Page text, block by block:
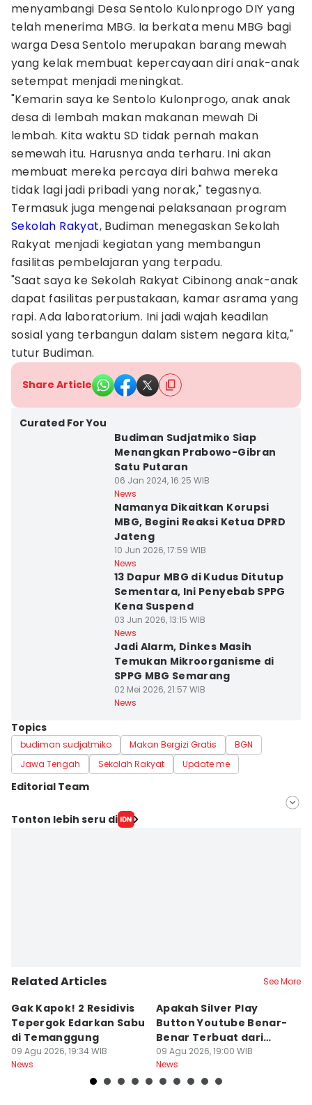
menyambangi Desa Sentolo Kulonprogo DIY yang
telah menerima MBG. Ia berkata menu MBG bagi
warga Desa Sentolo merupakan barang mewah
yang kelak membuat kepercayaan diri anak-anak
setempat menjadi meningkat.
"Kemarin saya ke Sentolo Kulonprogo, anak anak
desa di lembah makan makanan mewah Di
lembah. Kita waktu SD tidak pernah makan
semewah itu. Harusnya anda terharu. Ini akan
membuat mereka percaya diri bahwa mereka
tidak lagi jadi pribadi yang norak," tegasnya.
Termasuk juga mengenai pelaksanaan program
Sekolah Rakyat, Budiman menegaskan Sekolah
Rakyat menjadi kegiatan yang membangun
fasilitas pembelajaran yang terpadu.
"Saat saya ke Sekolah Rakyat Cibinong anak-anak
dapat fasilitas perpustakaan, kamar asrama yang
rapi. Ada laboratorium. Ini jadi wajah keadilan
sosial yang terbangun dalam sistem negara kita,"
tutur Budiman.
Share Article
Curated For You
Budiman Sudjatmiko Siap
Menangkan Prabowo-Gibran
Satu Putaran
06 Jan 2024, 16:25 WIB
News
Namanya Dikaitkan Korupsi
MBG, Begini Reaksi Ketua DPRD
Jateng
10 Jun 2026, 17:59 WIB
News
13 Dapur MBG di Kudus Ditutup
Sementara, Ini Penyebab SPPG
Kena Suspend
03 Jun 2026, 13:15 WIB
News
Jadi Alarm, Dinkes Masih
Temukan Mikroorganisme di
SPPG MBG Semarang
02 Mei 2026, 21:57 WIB
News
Topics
budiman sudjatmiko Makan Bergizi Gratis
BGN
Jawa Tengah
Sekolah Rakyat Update me
Editorial Team
Editor
Tonton lebih seru di
Related Articles See More
Gak Kapok! 2 Residivis
Tepergok Edarkan Sabu
di Temanggung
09 Agu 2026, 19:34 WIB
News
Apakah Silver Play
Button Youtube Benar-
Benar Terbuat dari
Perak Murni? Ini
Faktanya
09 Agu 2026, 19:00 WIB
News